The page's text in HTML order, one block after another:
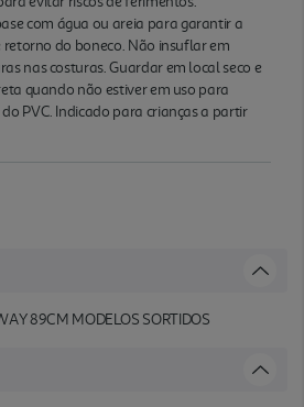
com água ou areia para garantir a
do boneco. Não insuflar em
nas costuras. Guardar em local seco e
quando não estiver em uso para
PVC. Indicado para crianças a partir
89CM MODELOS SORTIDOS